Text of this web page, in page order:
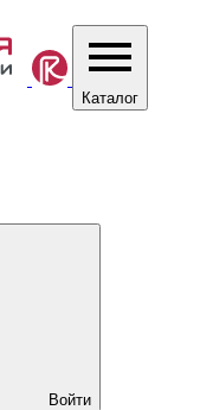
Каталог
Войти